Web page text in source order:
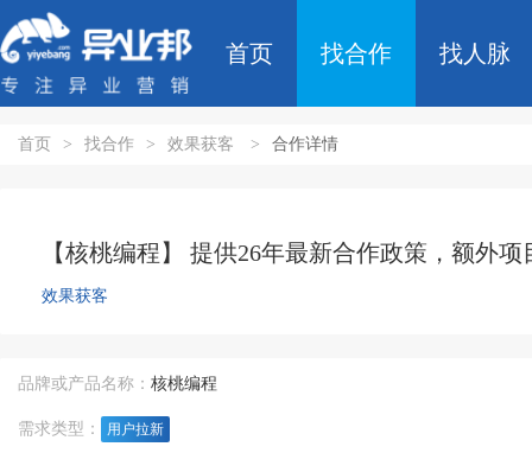
首页 找合作 找人脉
首页 > 找合作 > 效果获客 > 合作详情
【核桃编程】 提供26年最新合作政策，额外
效果获客
品牌或产品名称： 核桃编程
需求类型： 用户拉新